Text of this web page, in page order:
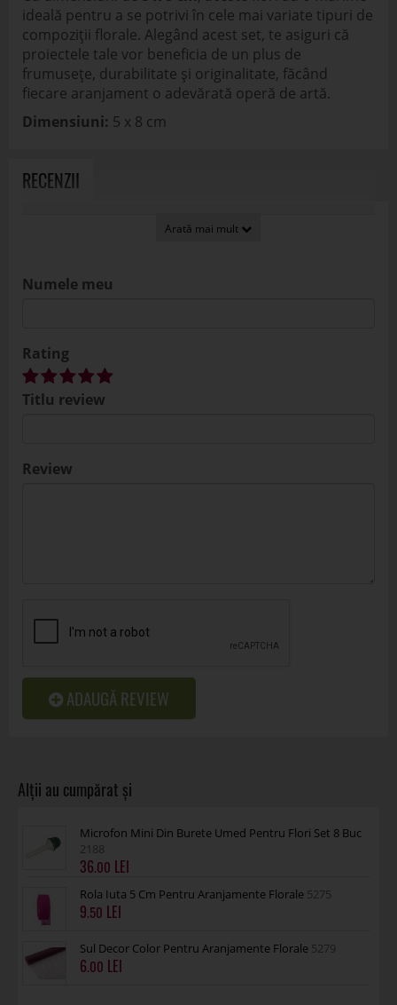
ideală pentru a se potrivi în cele mai variate tipuri de
compoziții florale. Alegând acest set, te asiguri că
proiectele tale vor beneficia de un plus de
frumusețe, durabilitate și originalitate, făcând
fiecare aranjament o adevărată operă de artă.
Dimensiuni: 5 x 8 cm
RECENZII
Numele meu
Rating
Titlu review
Review
ADAUGĂ REVIEW
Microfon Mini Din Burete Umed Pentru Flori Set 8 Buc
2188
36.00
Rola Iuta 5 Cm Pentru Aranjamente Florale 5275
9.50
Sul Decor Color Pentru Aranjamente Florale 5279
6.00